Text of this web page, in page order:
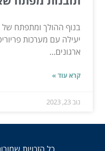
בנוף ההולך ומתפתח של
יעילה עם מערכות
ארגונים...
קרא עוד »
נוב 23, 2023